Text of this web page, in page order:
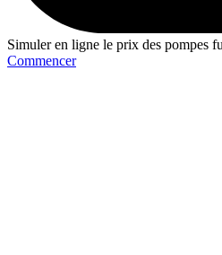
Simuler en ligne le prix des pompes
Commencer